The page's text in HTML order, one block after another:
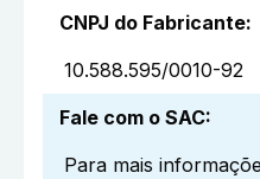
CNPJ do Fabricante:
10.588.595/0010-92
Fale com o SAC:
Para mais